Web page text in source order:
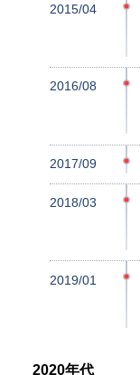
2015/04
2016/08
2017/09
2018/03
2019/01
2020年代